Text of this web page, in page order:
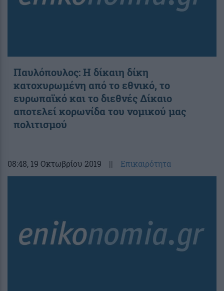
Παυλόπουλος: Η δίκαιη δίκη
κατοχυρωμένη από το εθνικό, το
ευρωπαϊκό και το διεθνές Δίκαιο
αποτελεί κορωνίδα του νομικού μας
πολιτισμού
08:48, 19 Οκτωβρίου 2019 || Επικαιρότητα